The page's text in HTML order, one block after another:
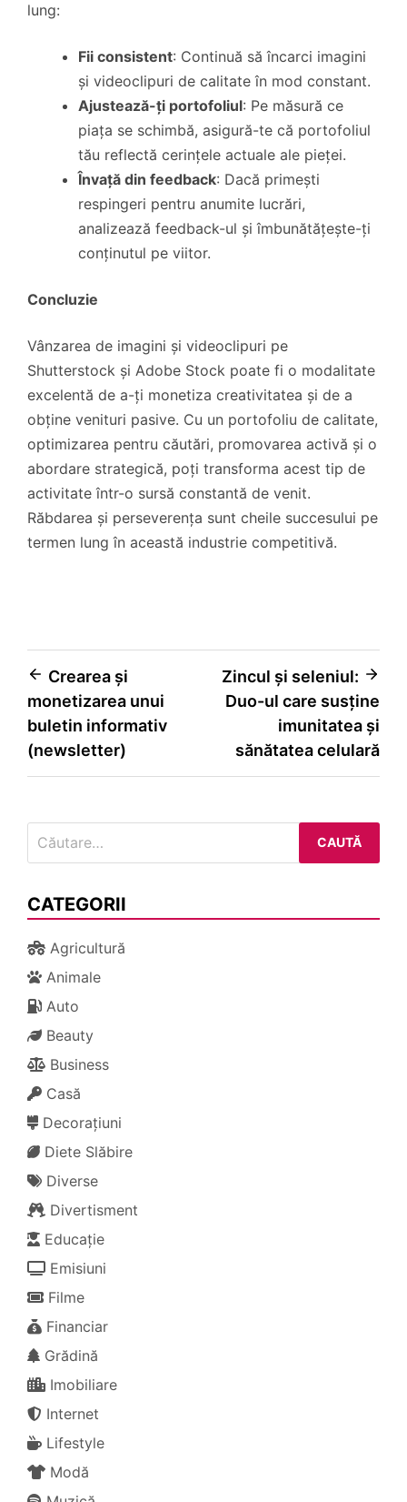
lung:
Fii consistent: Continuă să încarci imagini
și videoclipuri de calitate în mod constant.
Ajustează-ți portofoliul: Pe măsură ce
piața se schimbă, asigură-te că portofoliul
tău reflectă cerințele actuale ale pieței.
Învață din feedback: Dacă primești
respingeri pentru anumite lucrări,
analizează feedback-ul și îmbunătățește-ți
conținutul pe viitor.
Concluzie
Vânzarea de imagini și videoclipuri pe
Shutterstock și Adobe Stock poate fi o modalitate
excelentă de a-ți monetiza creativitatea și de a
obține venituri pasive. Cu un portofoliu de calitate,
optimizarea pentru căutări, promovarea activă și o
abordare strategică, poți transforma acest tip de
activitate într-o sursă constantă de venit.
Răbdarea și perseverența sunt cheile succesului pe
termen lung în această industrie competitivă.
Navigare
în
articole
Crearea și
monetizarea unui
buletin informativ
(newsletter)
Zincul și seleniul:
Duo-ul care susține
imunitatea și
sănătatea celulară
după:
CATEGORII
Agricultură
Animale
Auto
Beauty
Business
Casă
Decorațiuni
Diete Slăbire
Diverse
Divertisment
Educație
Emisiuni
Filme
Financiar
Grădină
Imobiliare
Internet
Lifestyle
Modă